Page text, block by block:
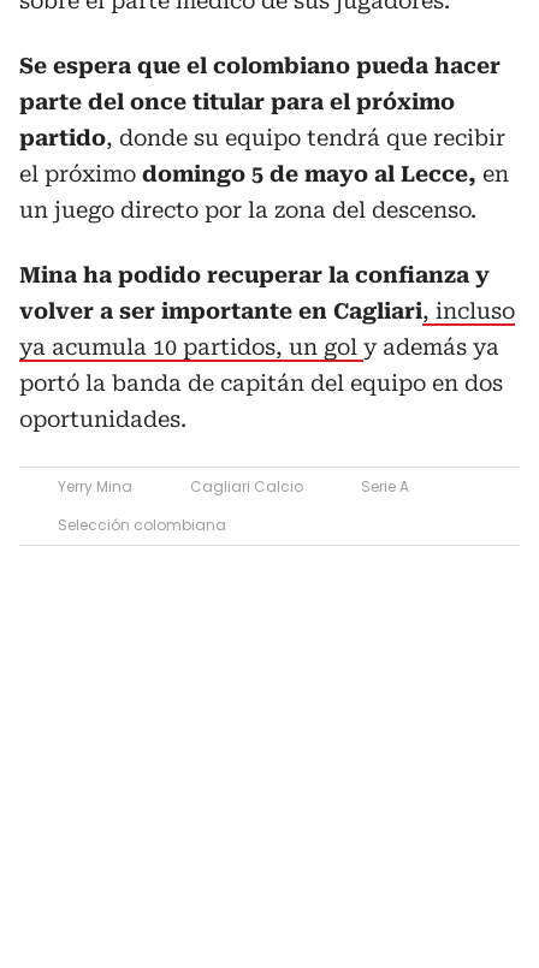
Se espera que el colombiano pueda hacer
parte del once titular para el próximo
partido, donde su equipo tendrá que recibir
el próximo domingo 5 de mayo al Lecce, en
un juego directo por la zona del descenso.
Mina ha podido recuperar la confianza y
volver a ser importante en Cagliari, incluso
ya acumula 10 partidos, un gol y además ya
portó la banda de capitán del equipo en dos
oportunidades.
Yerry Mina Cagliari Calcio
Serie A
Selección colombiana